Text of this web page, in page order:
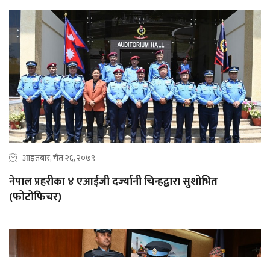
आइतबार, चैत २६, २०७९
नेपाल प्रहरीका ४ एआईजी दर्ज्यानी चिन्हद्वारा सुशोभित
(फोटोफिचर)